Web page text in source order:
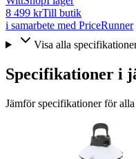
8 499 krTill butik
i samarbete med PriceRunner
Visa alla
Specifikationer i
Jämför specifikationer för alla